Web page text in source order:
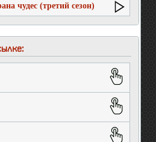
чудес (третий сезон)